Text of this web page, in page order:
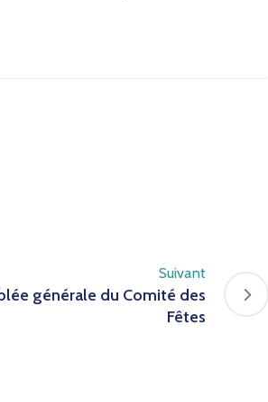
Suivant
générale du Comité des
Fêtes